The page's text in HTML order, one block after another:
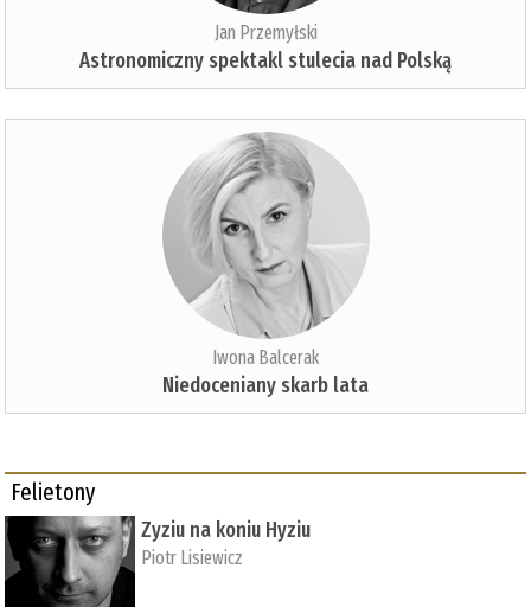
Jan Przemyłski
Astronomiczny spektakl stulecia nad Polską
Iwona Balcerak
Niedoceniany skarb lata
Felietony
Zyziu na koniu Hyziu
Piotr Lisiewicz